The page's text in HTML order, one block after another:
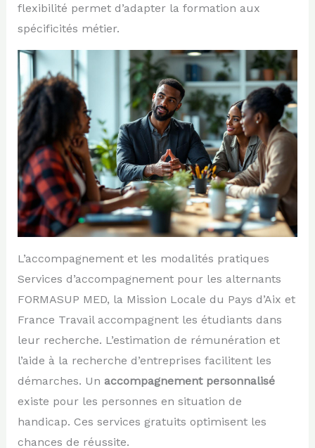
flexibilité permet d’adapter la formation aux
spécificités métier.
L’accompagnement et les modalités pratiques
Services d’accompagnement pour les alternants
FORMASUP MED, la Mission Locale du Pays d’Aix et
France Travail accompagnent les étudiants dans
leur recherche. L’estimation de rémunération et
l’aide à la recherche d’entreprises facilitent les
démarches. Un accompagnement personnalisé
existe pour les personnes en situation de
handicap. Ces services gratuits optimisent les
chances de réussite.